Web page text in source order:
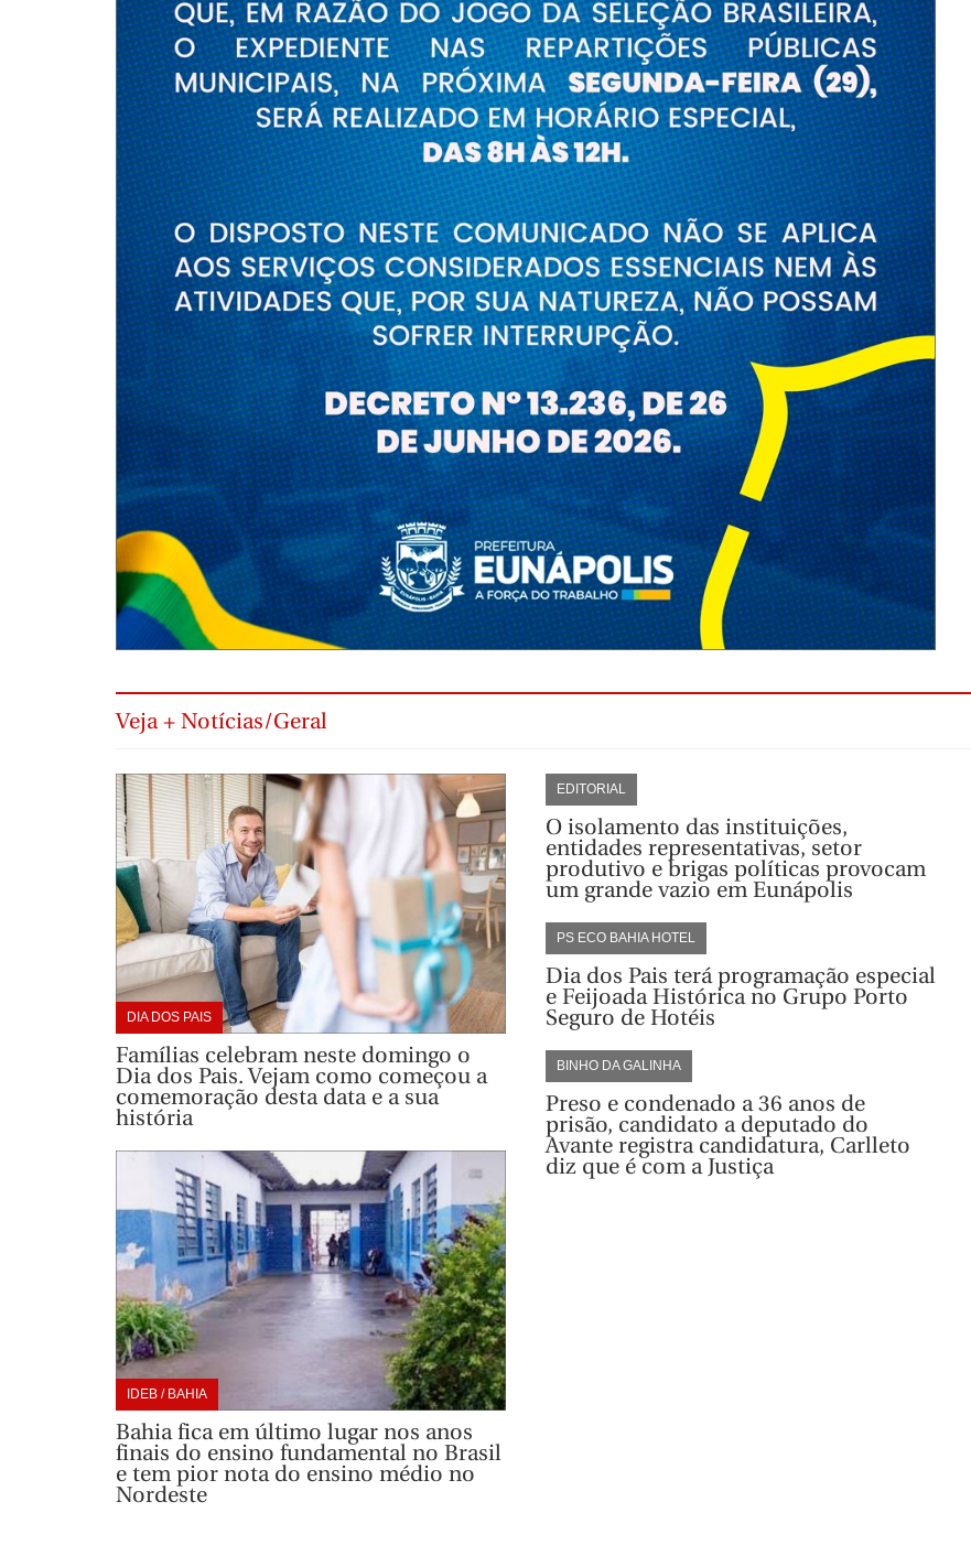
Veja + Notícias/Geral
DIA DOS PAIS
Famílias celebram neste domingo o
Dia dos Pais. Vejam como começou a
comemoração desta data e a sua
história
IDEB / BAHIA
Bahia fica em último lugar nos anos
finais do ensino fundamental no Brasil
e tem pior nota do ensino médio no
Nordeste
EDITORIAL
O isolamento das instituições,
entidades representativas, setor
produtivo e brigas políticas provocam
um grande vazio em Eunápolis
PS ECO BAHIA HOTEL
Dia dos Pais terá programação especial
e Feijoada Histórica no Grupo Porto
Seguro de Hotéis
BINHO DA GALINHA
Preso e condenado a 36 anos de
prisão, candidato a deputado do
Avante registra candidatura, Carlleto
diz que é com a Justiça